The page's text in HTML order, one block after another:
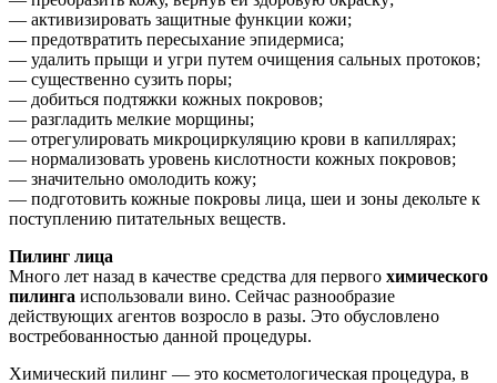
— активизировать защитные функции кожи;
— предотвратить пересыхание эпидермиса;
— удалить прыщи и угри путем очищения сальных протоков;
— существенно сузить поры;
— добиться подтяжки кожных покровов;
— разгладить мелкие морщины;
— отрегулировать микроциркуляцию крови в капиллярах;
— нормализовать уровень кислотности кожных покровов;
— значительно омолодить кожу;
— подготовить кожные покровы лица, шеи и зоны декольте к
поступлению питательных веществ.
Пилинг лица
Много лет назад в качестве средства для первого химического
пилинга использовали вино. Сейчас разнообразие
действующих агентов возросло в разы. Это обусловлено
востребованностью данной процедуры.
Химический пилинг — это косметологическая процедура, в